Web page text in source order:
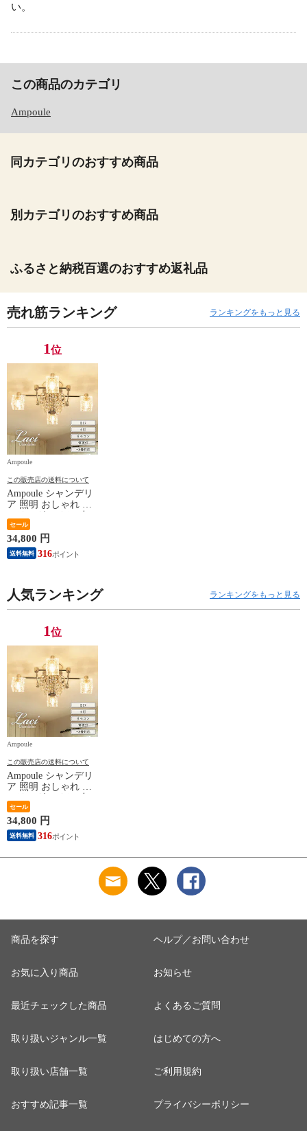
い。
この商品のカテゴリ
Ampoule
同カテゴリのおすすめ商品
別カテゴリのおすすめ商品
ふるさと納税百選のおすすめ返礼品
売れ筋ランキング ランキングをもっと見る
1位
Ampoule
この販売店の送料について
Ampoule シャンデリ
ア 照明 おしゃれ シ
E17 デザインガラス
クリスタルガラス リ
ビング ダイニング
寝室 ラグジュアリー
ア ガラス クリスタ
ル 照明器具 8畳 簡単
Laci レイシー
セール
34,800 円
送料無料 316
人気ランキング ランキングをもっと見る
1位
Ampoule
この販売店の送料について
Ampoule シャンデリ
ア 照明 おしゃれ シ
E17 デザインガラス
クリスタルガラス リ
ビング ダイニング
寝室 ラグジュアリー
セール
34,800 円
送料無料 316
商品を探す
お気に入り商品
最近チェックした商品
取り扱いジャンル一覧
取り扱い店舗一覧
おすすめ記事一覧
ヘルプ／お問い合わせ
お知らせ
よくあるご質問
はじめての方へ
ご利用規約
プライバシーポリシー